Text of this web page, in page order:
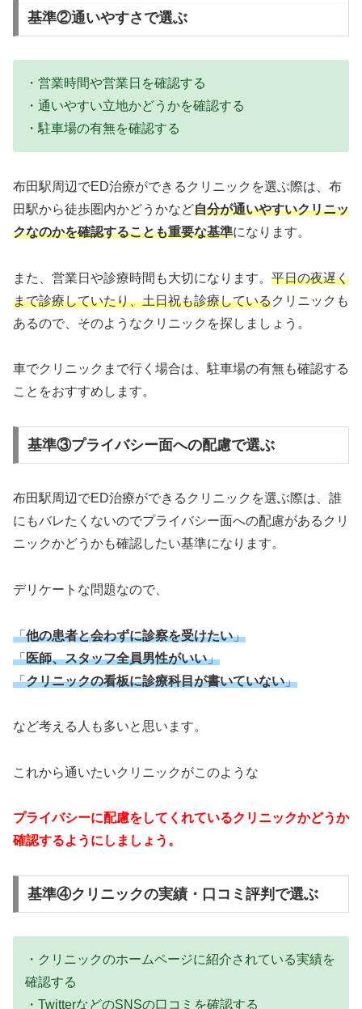
基準②通いやすさで選ぶ
・営業時間や営業日を確認する
・通いやすい立地かどうかを確認する
・駐車場の有無を確認する
布田駅周辺でED治療ができるクリニックを選ぶ際は、布
田駅から徒歩圏内かどうかなど自分が通いやすいクリニッ
クなのかを確認することも重要な基準になります。
また、営業日や診療時間も大切になります。 平日の夜遅く
まで診療していたり、土日祝も診療しているクリニックも
あるので、そのようなクリニックを探しましょう。
車でクリニックまで行く場合は、駐車場の有無も確認する
ことをおすすめします。
基準③プライバシー面への配慮で選ぶ
布田駅周辺でED治療ができるクリニックを選ぶ際は、誰
にもバレたくないのでプライバシー面への配慮があるクリ
ニックかどうかも確認したい基準になります。
デリケートな問題なので、
「他の患者と会わずに診察を受けたい」
「医師、スタッフ全員男性がいい」
「クリニックの看板に診療科目が書いていない」
など考える人も多いと思います。
これから通いたいクリニックがこのような
プライバシーに配慮をしてくれているクリニックかどうか
確認するようにしましょう。
基準④クリニックの実績・口コミ評判で選ぶ
・クリニックのホームページに紹介されている実績を
確認する
・TwitterなどのSNSの口コミを確認する